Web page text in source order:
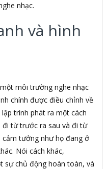
nhạc.
và hình
môi trường nghe nhạc
chính được điều chỉnh về
trình phát ra một cách
đi từ trước ra sau và đi từ
cảm tưởng như họ đang ở
Nói cách khác,
sự chủ động hoàn toàn, và